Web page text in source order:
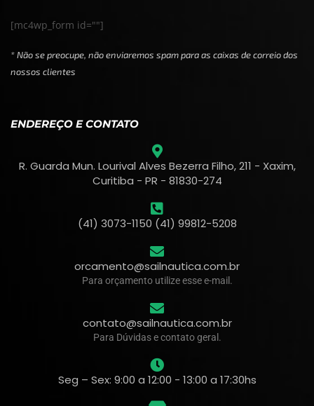
[mc4wp_form id=""]
* Não se preocupe, não enviaremos spam para as caixas de correio dos
nossos clientes
ENDEREÇO E CONTATO
R. Guarda Mun. Lourival Alves Bezerra Filho, 211 - Xaxim,
Curitiba - PR - 81830-274
(41) 3073-1150 (41) 99812-5208
orcamento@sailnautica.com.br
Para orçamento utilize esse e-mail.
contato@sailnautica.com.br
Para Dúvidas e contato geral.
Seg – Sex: 9:00 a 12:00 - 13:00 a 17:30hs